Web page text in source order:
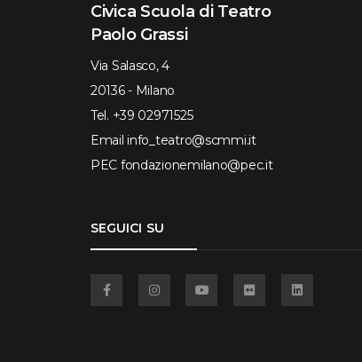
Civica Scuola di Teatro
Paolo Grassi
Via Salasco, 4
20136 - Milano
Tel. +39 02971525
Email info_teatro@scmmi.it
PEC fondazionemilano@pec.it
SEGUICI SU